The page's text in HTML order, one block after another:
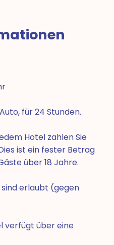
für 24 Stunden.
Hotel zahlen Sie
ist ein fester Betrag
über 18 Jahre.
sind erlaubt (gegen
verfügt über eine